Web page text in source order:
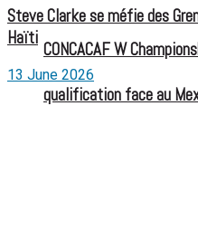
CONCACAF W
qualification face au
Steve Clarke se méfie des
Haïti
13 June 2026